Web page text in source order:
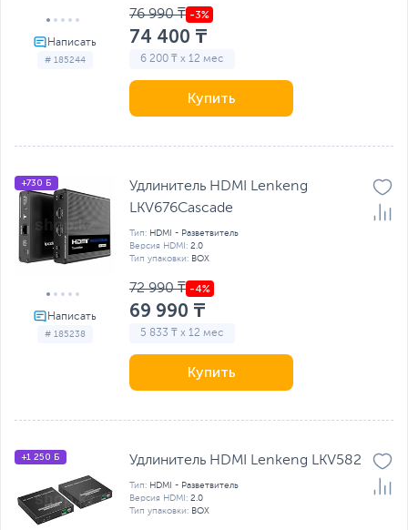
# 185244
76 990 ₸
74 400 ₸
6 200 ₸ x 12 мес
Купить
# 185238
+730 Б
Удлинитель HDMI Lenkeng
LKV676Cascade
Тип: HDMI - Разветвитель
Версия HDMI: 2.0
Тип упаковки: BOX
72 990 ₸
69 990 ₸
5 833 ₸ x 12 мес
Купить
+1 250 Б Удлинитель HDMI Lenkeng LKV582
Тип: HDMI - Разветвитель
Версия HDMI: 2.0
Тип упаковки: BOX